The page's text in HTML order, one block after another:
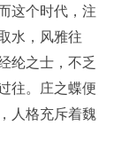
这个时代，注
水，风雅往
纶之士，不乏
往。庄之蝶便
人格充斥着魏